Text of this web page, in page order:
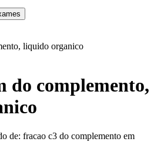
liquido organico
do complemento,
de: fracao c3 do complemento em